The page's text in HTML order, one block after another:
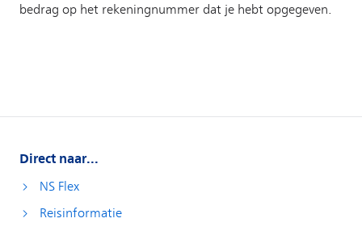
Direct naar...
NS Flex
Reisinformatie